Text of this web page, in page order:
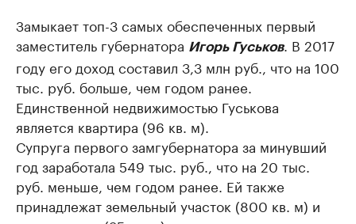
Замыкает топ-3 самых обеспеченных первый
заместитель губернатора Игорь Гуськов. В 2017
году его доход составил 3,3 млн руб., что на 100
тыс. руб. больше, чем годом ранее.
Единственной недвижимостью Гуськова
является квартира (96 кв. м).
Супруга первого замгубернатора за минувший
год заработала 549 тыс. руб., что на 20 тыс.
руб. меньше, чем годом ранее. Ей также
принадлежат земельный участок (800 кв. м) и